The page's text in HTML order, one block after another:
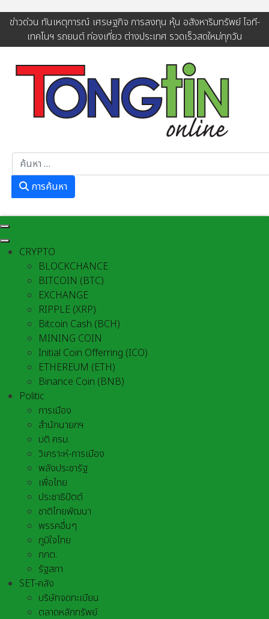
ข่าวด่วน ทันเหตุการณ์ เศรษฐกิจ การลงทุน หุ้น อสังหาริมทรัพย์ ไอที-
เทคโนฯ รถยนต์ ท่องเที่ยว ต่างประเทศ รวดเร็วสดใหม่ทุกวัน
การค้นหา
CRYPTO
BLOCKCHANCE
BITCOIN (BTC)
EXCHANGE
RIPPLE (XRP)
Bitcoin Cash (BCH)
MINING COIN
Initial Coin Offerring (ICO)
ETHEREUM (ETH)
Binance Coin (BNB)
Politic
การเมือง
สำนักนายกฯ
มติ ครม.
วิเคราะห์-การเมือง
พลังประชารัฐ
เพื่อไทย
ประชาธิปัตต์
ชาติไทยพัฒนา
พรรคอื่นๆ
ภูมิใจไทย
กกต.
รัฐสภา
SET-คลัง
บริษัทจดทะเบียน
ตลาดหลักทรัพย์